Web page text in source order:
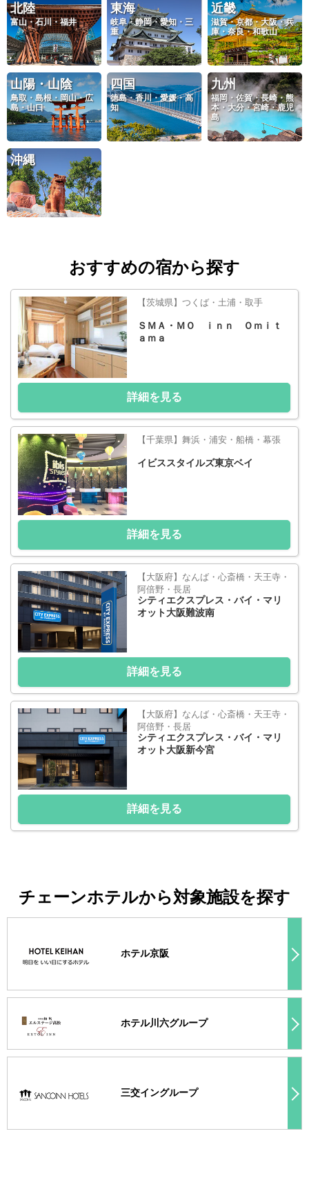
北陸
富山・石川・福井
東海
岐阜・静岡・愛知・三
重
近畿
滋賀・京都・大阪・兵
庫・奈良・和歌山
山陽・山陰
鳥取・島根・岡山・広
島・山口
四国
徳島・香川・愛媛・高
知
九州
福岡・佐賀・長崎・熊
本・大分・宮崎・鹿児
島
沖縄
おすすめの宿から探す
【茨城県】つくば・土浦・取手
ＳＭＡ・ＭＯ ｉｎｎ Ｏｍｉｔ
ａｍａ
詳細を見る
【千葉県】舞浜・浦安・船橋・幕張
イビススタイルズ東京ベイ
詳細を見る
【大阪府】なんば・心斎橋・天王寺・
阿倍野・長居
シティエクスプレス・バイ・マリ
オット大阪難波南
詳細を見る
【大阪府】なんば・心斎橋・天王寺・
阿倍野・長居
シティエクスプレス・バイ・マリ
オット大阪新今宮
詳細を見る
チェーンホテルから対象施設を探す
ホテル京阪
ホテル川六グループ
三交イングループ